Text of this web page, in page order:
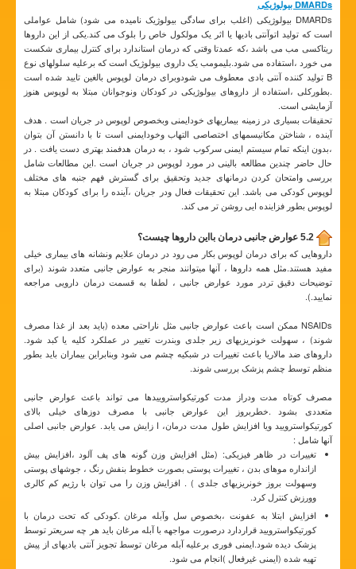
DMARDs بیولوژیکی
DMARDs بیولوژیکی (اغلب برای سادگی بیولوژیک نامیده می شود) شامل عواملی
است که تولید اتوآنتی بادیها یا اثر یک مولکول خاص را بلوک می کند.یکی از این داروها
ریتاکسی مب می باشد ،که عمدتا وقتی که درمان استاندارد برای کنترل بیماری شکست
می خورد ،استفاده می شود.بلیمومب یک داروی بیولوژیک است که برعلیه سلولهای نوع
B تولید کننده آنتی بادی معطوف می شودوبرای درمان لوپوس بالغین تایید شده است
.بطورکلی ،استفاده از داروهای بیولوژیکی در کودکان ونوجوانان مبتلا به لوپوس هنوز
آزمایشی است.
تحقیقات بسیاری در زمینه بیماریهای خودایمنی وبخصوص لوپوس در جریان است . هدف
آینده ، شناختن مکانیسمهای اختصاصی التهاب وخودایمنی است تا با دانستن آن بتوان
،بدون اینکه تمام سیستم ایمنی سرکوب شود ، به درمان هدفمند بهتری دست یافت . در
حال حاضر چندین مطالعه بالینی در مورد لوپوس در جریان است .این مطالعات شامل
بررسی وامتحان کردن درمانهای جدید وتحقیق برای گسترش فهم جنبه های مختلف
لوپوس کودکی می باشد. این تحقیقات فعال ودر جریان ،آینده را برای کودکان مبتلا به
لوپوس بطور فزاینده ایی روشن تر می کند.
داروهایی که برای درمان لوپوس بکار می رود در درمان علایم ونشانه های بیماری خیلی
مفید هستند.مثل همه داروها ، آنها میتوانند منجر به عوارض جانبی متعدد شوند (برای
توضیحات دقیق تردر مورد عوارض جانبی ، لطفا به قسمت درمان دارویی مراجعه
نمایید.).
NSAIDs ممکن است باعث عوارض جانبی مثل ناراحتی معده (باید بعد از غذا مصرف
شوند) ، سهولت خونریزیهای زیر جلدی وبندرت تغییر در عملکرد کلیه یا کبد شود.
داروهای ضد مالاریا باعث تغییرات در شبکیه چشم می شود وبنابراین بیماران باید بطور
منظم توسط چشم پزشک بررسی شوند.
مصرف کوتاه مدت ودراز مدت کورتیکواستروییدها می تواند باعث عوارض جانبی
متعددی بشود .خطربروز این عوارض جانبی با مصرف دوزهای خیلی بالای
کورتیکواسترویید ویا افزایش طول مدت درمان، ا زایش می یابد. عوارض جانبی اصلی
آنها شامل :
تغییرات در ظاهر فیزیکی: (مثل افزایش وزن گونه های پف آلود ،افزایش بیش
ازانداره موهای بدن ، تغییرات پوستی بصورت خطوط بنفش رنگ ، جوشهای پوستی
وسهولت بروز خونریزیهای جلدی ) . افزایش وزن را می توان با رژیم کم کالری
وورزش کنترل کرد.
افزایش ابتلا به عفونت ،بخصوص سل وآبله مرغان .کودکی که تحت درمان با
کورتیکواسترویید قراردارد درصورت مواجهه با آبله مرغان باید هر چه سریعتر توسط
پزشک دیده شود.ایمنی فوری برعلیه آبله مرغان توسط تجویز آنتی بادیهای از پیش
تهیه شده (ایمنی غیرفعال )انجام می شود.